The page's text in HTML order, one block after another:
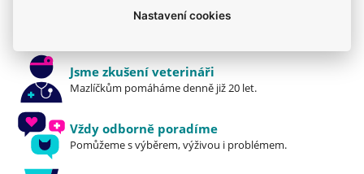
Jsme zkušení veterináři
Mazlíčkům pomáháme denně již 20 let.
Vždy odborně poradíme
Pomůžeme s výběrem, výživou i problémem.
Nastavení cookies